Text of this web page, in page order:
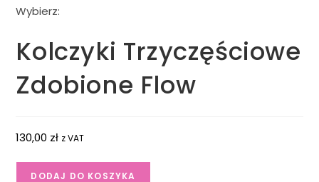
Wybierz:
Kolczyki Trzyczęściowe
Zdobione Flow
130,00 zł z VAT
DODAJ DO KOSZYKA